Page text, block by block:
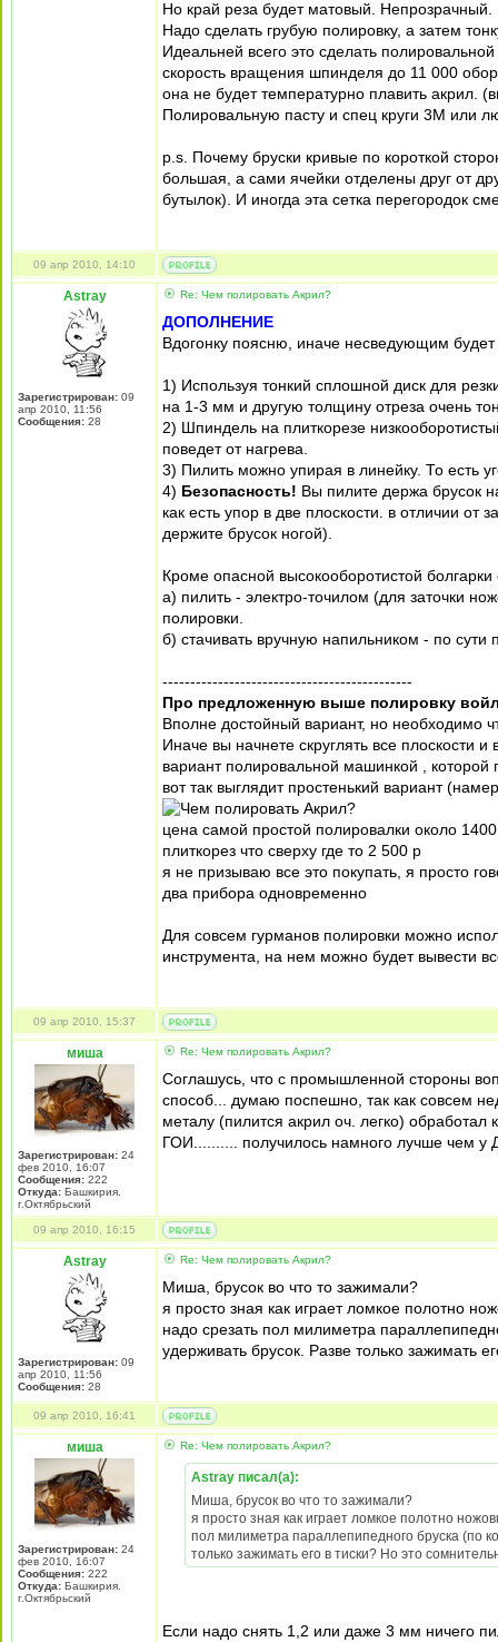
Но край реза будет матовый. Непрозрачный.
Надо сделать грубую полировку, а затем
Идеальней всего это сделать
скорость вращения шпинделя до 11 000
она не будет температурно плавить акрил.
Полировальную пасту и спец круги 3M или
p.s. Почему бруски кривые по короткой
большая, а сами ячейки отделены друг от
бутылок). И иногда эта сетка перегородок
09 апр 2010, 14:10
Astray
Зарегистрирован: 09
апр 2010, 11:56
Сообщения: 28
Re: Чем полировать Акрил?
ДОПОЛНЕНИЕ
Вдогонку поясню, иначе несведующим
1) Используя тонкий сплошной диск для
на 1-3 мм и другую толщину отреза очень
2) Шпиндель на плиткорезе
поведет от нагрева.
3) Пилить можно упирая в линейку. То есть
4) Безопасность! Вы пилите держа брусок
как есть упор в две плоскости. в отличии от
держите брусок ногой).
Кроме опасной высокооборотистой
а) пилить - электро-точилом (для заточки
полировки.
б) стачивать вручную напильником - по
---------------------------------------------
Про предложенную выше полировку
Вполне достойный вариант, но необходимо
Иначе вы начнете скруглять все плоскости
вариант полировальной машинкой ,
вот так выглядит простенький вариант
цена самой простой полировалки около
плиткорез что сверху где то 2 500 р
я не призываю все это покупать, я просто
два прибора одновременно
Для совсем гурманов полировки можно
инструмента, на нем можно будет вывести
09 апр 2010, 15:37
миша
Зарегистрирован: 24
фев 2010, 16:07
Сообщения: 222
Откуда: Башкирия.
г.Октябрьский
Re: Чем полировать Акрил?
Соглашусь, что с промышленной стороны
способ... думаю поспешно, так как совсем
металу (пилится акрил оч. легко)
ГОИ.......... получилось намного лучше чем у
09 апр 2010, 16:15
Astray
Зарегистрирован: 09
апр 2010, 11:56
Сообщения: 28
Re: Чем полировать Акрил?
Миша, брусок во что то зажимали?
я просто зная как играет ломкое полотно
надо срезать пол милиметра
удерживать брусок. Разве только зажимать
09 апр 2010, 16:41
миша
Зарегистрирован: 24
фев 2010, 16:07
Сообщения: 222
Откуда: Башкирия.
г.Октябрьский
Re: Чем полировать Акрил?
Astray писал(а):
Миша, брусок во что то зажимали?
я просто зная как играет ломкое полотно
пол милиметра параллепипедного бруска (по
только зажимать его в тиски? Но это
Если надо снять 1,2 или даже 3 мм ничего